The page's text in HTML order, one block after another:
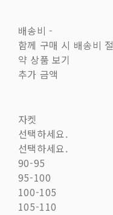
배송비 -
함께 구매 시 배송비 절
약 상품 보기
추가 금액
자켓
선택하세요.
선택하세요.
90-95
95-100
100-105
105-110